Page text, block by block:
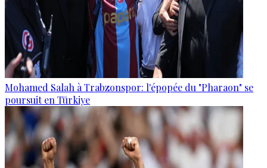
Mohamed Salah à Trabzonspor: l'épopée du "Pharaon" se
poursuit en Türkiye